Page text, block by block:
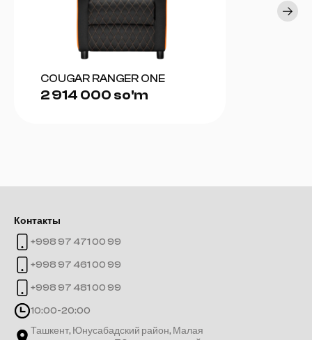
COUGAR RANGER ONE
2 914 000 so'm
Контакты
+998 97 471 00 99
+998 97 461 00 99
+998 97 481 00 99
10:00-20:00
Ташкент, Юнусабадский район, Малая